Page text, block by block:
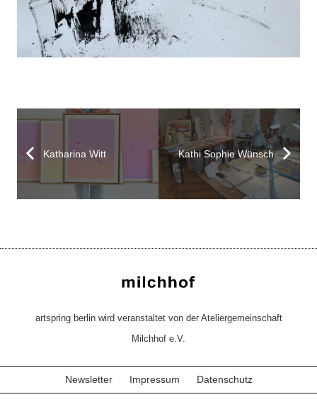
Katharina Witt Kathi Sophie Wünsch
artspring berlin wird veranstaltet von der Ateliergemeinschaft
Milchhof e.V.
Newsletter Impressum Datenschutz